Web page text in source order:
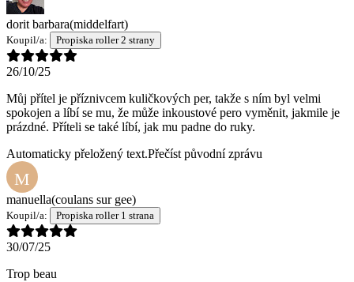
dorit barbara(middelfart)
Koupil/a: Propiska roller 2 strany
26/10/25
Můj přítel je příznivcem kuličkových per, takže s ním byl velmi
spokojen a líbí se mu, že může inkoustové pero vyměnit, jakmile je
prázdné. Příteli se také líbí, jak mu padne do ruky.
Automaticky přeložený text.Přečíst původní zprávu
M
manuella(coulans sur gee)
Koupil/a: Propiska roller 1 strana
30/07/25
Trop beau